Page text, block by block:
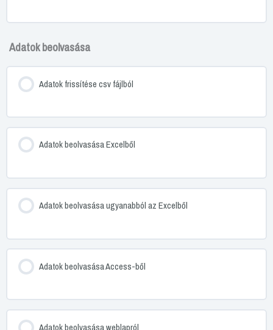
Adatok beolvasása
Adatok frissítése csv fájlból
Adatok beolvasása Excelből
Adatok beolvasása ugyanabból az Excelből
Adatok beolvasása Access-ből
Adatok beolvasása weblapról